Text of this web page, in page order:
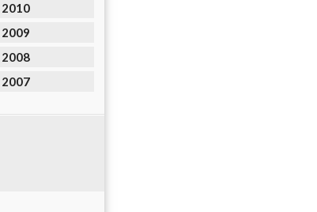
2010
2009
2008
2007